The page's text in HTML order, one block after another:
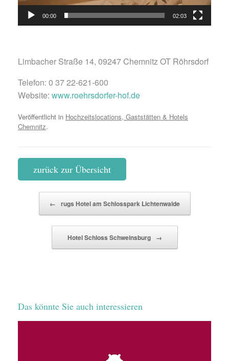
00:00 02:03
Limbacher Straße 14, 09247 Chemnitz OT Röhrsdorf
Telefon: 0 37 22-621-600
Website: www.roehrsdorfer-hof.de
Veröffentlicht in Hochzeitslocations, Gaststätten & Hotels
Chemnitz.
zurück zur Übersicht
← rugs Hotel am Schlosspark Lichtenwalde
Hotel Schloss Schweinsburg →
Das könnte Sie auch interessieren